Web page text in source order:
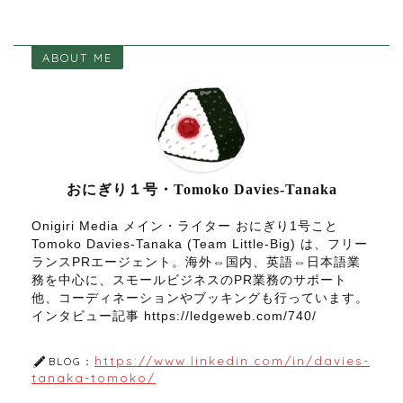
ABOUT ME
おにぎり１号・Tomoko Davies-Tanaka
Onigiri Media メイン・ライター おにぎり1号こと
Tomoko Davies-Tanaka (Team Little-Big) は、フリー
ランスPRエージェント。海外⇔国内、英語⇔日本語業
務を中心に、スモールビジネスのPR業務のサポート
他、コーディネーションやブッキングも行っています。
インタビュー記事 https://ledgeweb.com/740/
BLOG： https://www.linkedin.com/in/davies-
tanaka-tomoko/